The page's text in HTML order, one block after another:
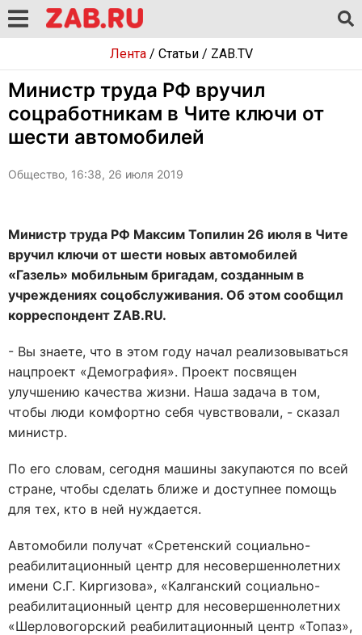
Лента/ Статьи/ ZAB.TV
Министр труда РФ вручил
соцработникам в Чите ключи от
шести автомобилей
Общество, 16:38, 26 июля 2019
Министр труда РФ Максим Топилин 26 июля в Чите
вручил ключи от шести новых автомобилей
«Газель» мобильным бригадам, созданным в
учреждениях соцобслуживания. Об этом сообщил
корреспондент ZAB.RU.
- Вы знаете, что в этом году начал реализовываться
нацпроект «Демография». Проект посвящен
улучшению качества жизни. Наша задача в том,
чтобы люди комфортно себя чувствовали, - сказал
министр.
По его словам, сегодня машины закупаются по всей
стране, чтобы сделать ближе и доступнее помощь
для тех, кто в ней нуждается.
Автомобили получат «Сретенский социально-
реабилитационный центр для несовершеннолетних
имени С.Г. Киргизова», «Калганский социально-
реабилитационный центр для несовершеннолетних
«Шерловогорский реабилитационный центр «Топаз»,